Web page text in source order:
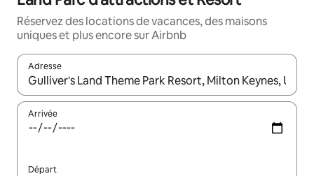
Réservez des locations de vacances, des maisons
uniques et plus encore sur Airbnb
Adresse
Lorsque les résultats s'affichent, utilisez les flèches vers le
Arrivée
Départ